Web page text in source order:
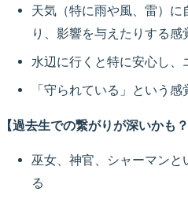
天気（特に雨や風、雷）に
り、影響を与えたりする感
水辺に行くと特に安心し、
「守られている」という感
【過去生での繋がりが深いかも？
巫女、神官、シャーマン
る